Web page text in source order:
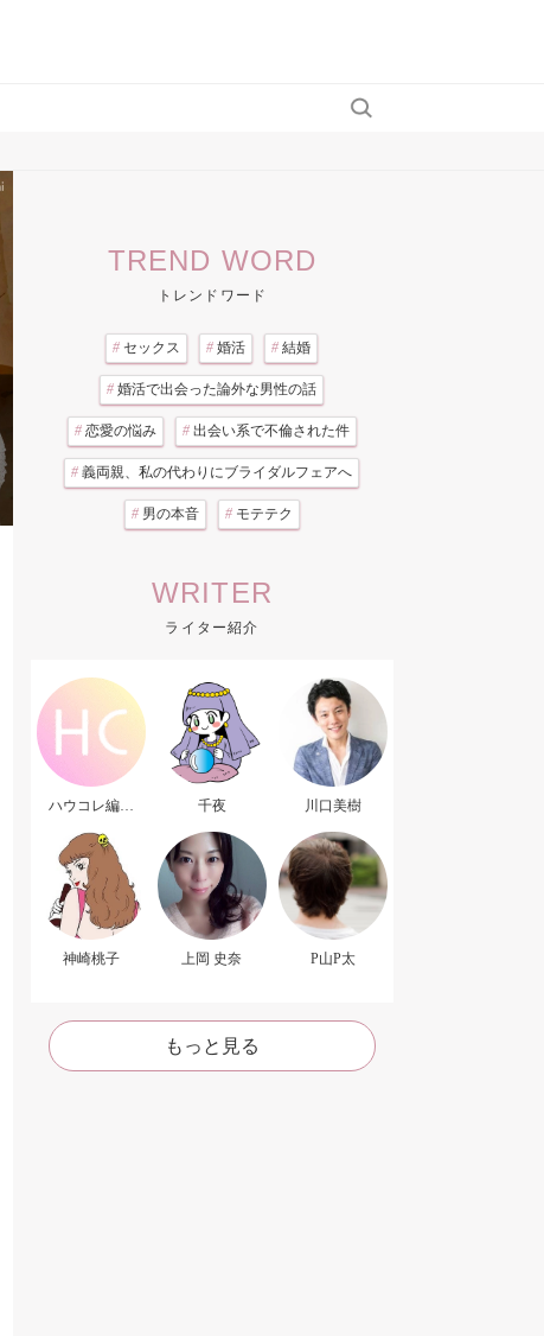
TREND WORD
トレンドワード
# セックス # 婚活 # 結婚
# 婚活で出会った論外な男性の話
# 恋愛の悩み # 出会い系で不倫された件
# 義両親、私の代わりにブライダルフェアへ
# 男の本音 # モテテク
WRITER
ライター紹介
ハウコレ編集
千夜 川口美樹
神崎桃子 上岡 史奈 P山P太
もっと見る